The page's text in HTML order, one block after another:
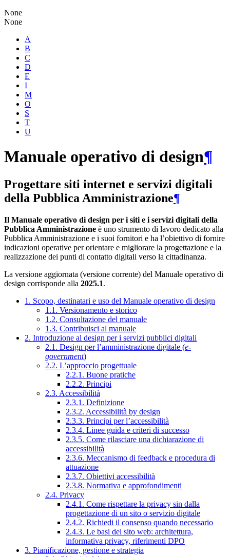
None
None
A
B
C
D
E
I
M
O
S
T
U
Manuale operativo di design¶
Progettare siti internet e servizi digitali
della Pubblica Amministrazione¶
Il Manuale operativo di design per i siti e i servizi digitali della
Pubblica Amministrazione è uno strumento di lavoro dedicato alla
Pubblica Amministrazione e i suoi fornitori e ha l’obiettivo di fornire
indicazioni operative per orientare e migliorare la progettazione e la
realizzazione dei punti di contatto digitali verso la cittadinanza.
La versione aggiornata (versione corrente) del Manuale operativo di
design corrisponde alla 2025.1.
1. Scopo, destinatari e uso del Manuale operativo di design
1.1. Versionamento e storico
1.2. Consultazione del manuale
1.3. Contribuisci al manuale
2. Introduzione al design per i servizi pubblici digitali
2.1. Design per l’amministrazione digitale (e-
government)
2.2. L’approccio progettuale
2.2.1. Buone pratiche
2.2.2. Principi
2.3. Accessibilità
2.3.1. Definizione
2.3.2. Accessibilità by design
2.3.3. Principi per l’accessibilità
2.3.4. Linee guida e criteri di successo
2.3.5. Come rilasciare una dichiarazione di
accessibilità
2.3.6. Meccanismo di feedback e procedura di
attuazione
2.3.7. Obiettivi accessibilità
2.3.8. Normativa e approfondimenti
2.4. Privacy
2.4.1. Come rispettare la privacy sin dalla
progettazione di un sito o servizio digitale
2.4.2. Richiedi il consenso quando necessario
2.4.3. Le basi del sito web: architettura,
informativa privacy, riferimenti DPO
3. Pianificazione, gestione e strategia